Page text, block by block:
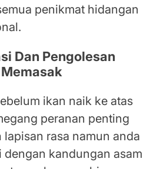
penikmat hidangan
Dan Pengolesan
ikan naik ke atas
peranan penting
lapisan rasa namun anda
kandungan asam